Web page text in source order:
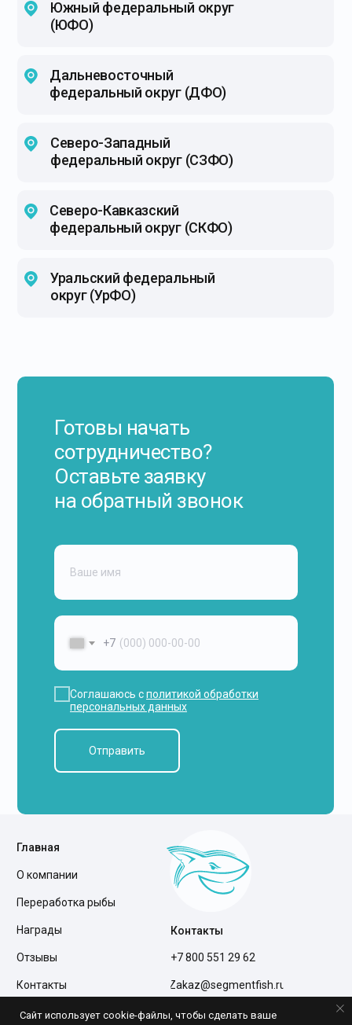
Сайт использует cookie-файлы, чтобы сделать ваше
Уральский федеральный
округ (УрФО)
Северо-Кавказский
федеральный округ (СКФО)
Северо-Западный
федеральный округ (СЗФО)
Дальневосточный
федеральный округ (ДФО)
Южный федеральный округ
(ЮФО)
Готовы начать
сотрудничество?
Оставьте заявку
на обратный звонок
+7
Соглашаюсь сполитикой обработки
персональных данных
Отправить
Полезная информация
Склад
Zakaz@segmentfish.ru
+7 800 551 29 62
Контакты
Контакты
Отзывы
Награды
Переработка рыбы
О компании
Главная